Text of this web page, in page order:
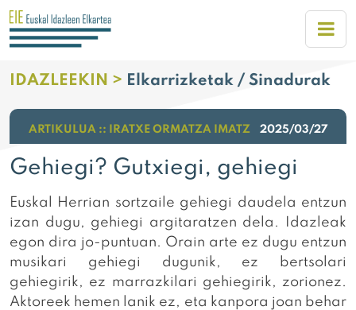
IDAZLEEKIN > Elkarrizketak / Sinadurak
ARTIKULUA :: IRATXE ORMATZA IMATZ 2025/03/27
Gehiegi? Gutxiegi, gehiegi
Euskal Herrian sortzaile gehiegi daudela entzun
izan dugu, gehiegi argitaratzen dela. Idazleak
egon dira jo-puntuan. Orain arte ez dugu entzun
musikari gehiegi dugunik, ez bertsolari
gehiegirik, ez marrazkilari gehiegirik, zorionez.
Aktoreek hemen lanik ez, eta kanpora joan behar